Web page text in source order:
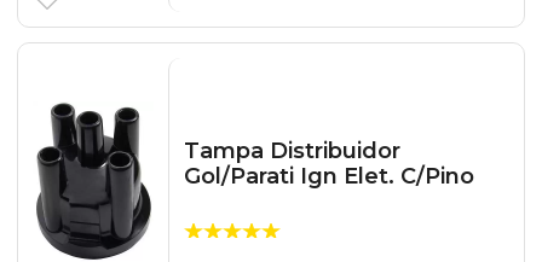
Tampa Distribuidor
Gol/Parati Ign Elet. C/Pino